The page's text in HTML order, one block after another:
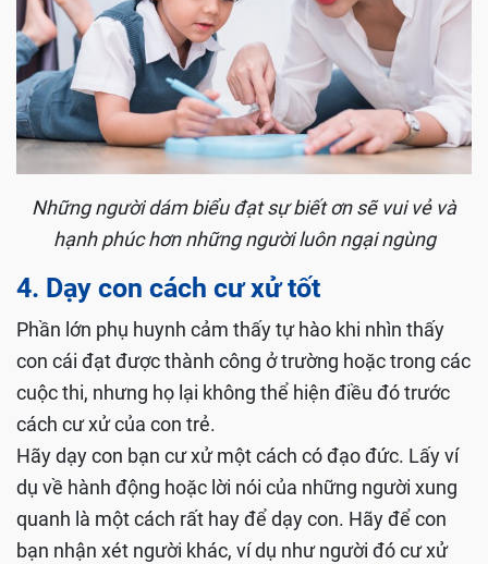
Những người dám biểu đạt sự biết ơn sẽ vui vẻ và
hạnh phúc hơn những người luôn ngại ngùng
4. Dạy con cách cư xử tốt
Phần lớn phụ huynh cảm thấy tự hào khi nhìn thấy
con cái đạt được thành công ở trường hoặc trong các
cuộc thi, nhưng họ lại không thể hiện điều đó trước
cách cư xử của con trẻ.
Hãy dạy con bạn cư xử một cách có đạo đức. Lấy ví
dụ về hành động hoặc lời nói của những người xung
quanh là một cách rất hay để dạy con. Hãy để con
bạn nhận xét người khác, ví dụ như người đó cư xử